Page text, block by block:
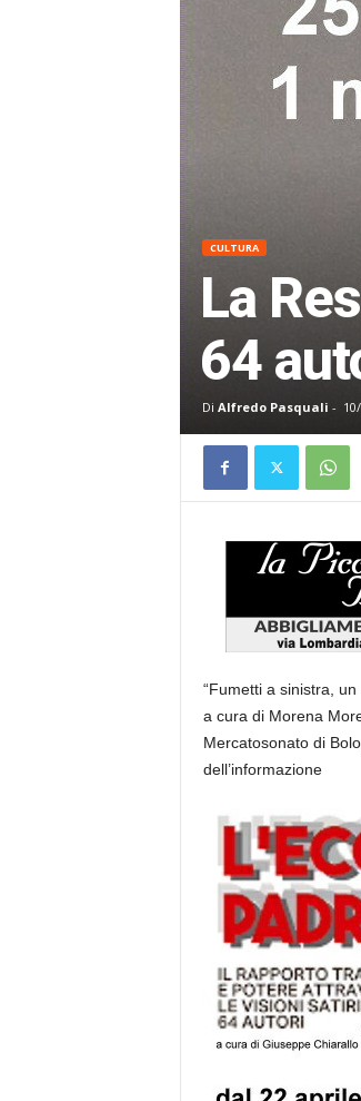
CULTURA
La
64
Di Alfredo Pasquali -
“Fumetti a sinistra,
a cura di Morena
Mercatosonato di
dell’informazione